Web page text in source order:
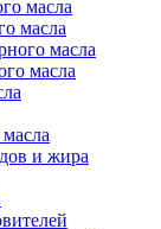
масла
масла
масла
масла
и жира